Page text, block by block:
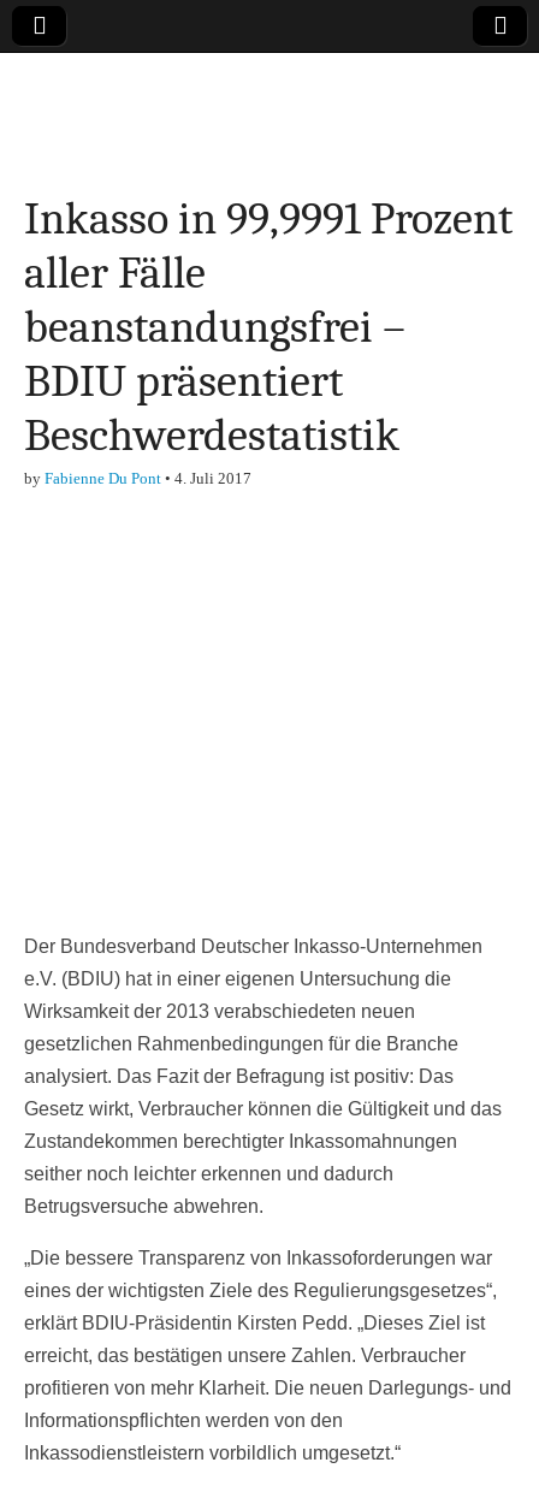
Finanzen,
Marketing-, Vertrieb-
& Investment-Tipps
Inkasso in 99,9991 Prozent
aller Fälle
beanstandungsfrei –
BDIU präsentiert
Beschwerdestatistik
by Fabienne Du Pont • 4. Juli 2017
Der Bundesverband Deutscher Inkasso-Unternehmen
e.V. (BDIU) hat in einer eigenen Untersuchung die
Wirksamkeit der 2013 verabschiedeten neuen
gesetzlichen Rahmenbedingungen für die Branche
analysiert. Das Fazit der Befragung ist positiv: Das
Gesetz wirkt, Verbraucher können die Gültigkeit und das
Zustandekommen berechtigter Inkassomahnungen
seither noch leichter erkennen und dadurch
Betrugsversuche abwehren.
„Die bessere Transparenz von Inkassoforderungen war
eines der wichtigsten Ziele des Regulierungsgesetzes“,
erklärt BDIU-Präsidentin Kirsten Pedd. „Dieses Ziel ist
erreicht, das bestätigen unsere Zahlen. Verbraucher
profitieren von mehr Klarheit. Die neuen Darlegungs- und
Informationspflichten werden von den
Inkassodienstleistern vorbildlich umgesetzt.“